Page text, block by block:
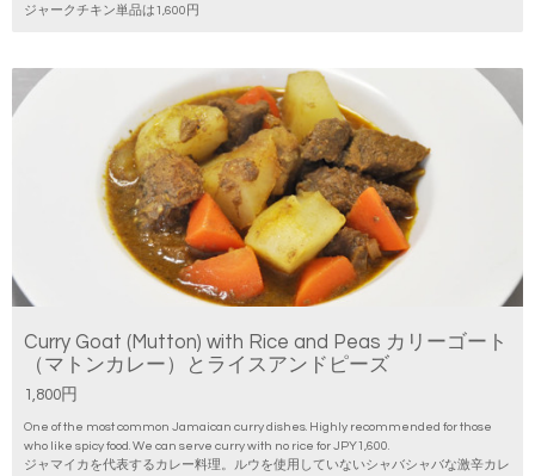
ジャークチキン単品は1,600円
Curry Goat (Mutton) with Rice and Peas カリーゴート
（マトンカレー）とライスアンドピーズ
1,800円
One of the most common Jamaican curry dishes. Highly recommended for those
who like spicy food. We can serve curry with no rice for JPY1,600.
ジャマイカを代表するカレー料理。ルウを使用していないシャバシャバな激辛カレ